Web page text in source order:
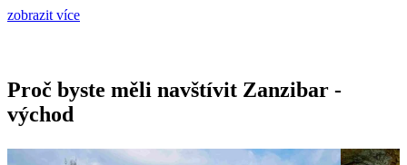
zobrazit více
Proč byste měli navštívit Zanzibar -
východ